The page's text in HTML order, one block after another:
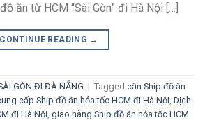
ăn từ HCM “Sài Gòn” đi Hà Nội […]
CONTINUE READING →
GÒN ĐI ĐÀ NẴNG | Tagged cần Ship đồ ăn
cấp Ship đồ ăn hỏa tốc HCM đi Hà Nội Dịch
đi Hà Nội giao hàng Ship đồ ăn hỏa tốc HCM